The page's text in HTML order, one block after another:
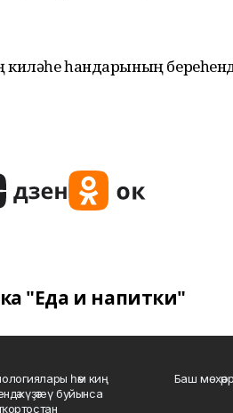
киләһе һандарының
"Еда и напитки"
һәм киң
күҙәтеү буйынса
Баш